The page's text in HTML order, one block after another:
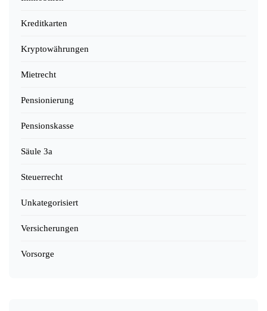
Kreditkarten
Kryptowährungen
Mietrecht
Pensionierung
Pensionskasse
Säule 3a
Steuerrecht
Unkategorisiert
Versicherungen
Vorsorge